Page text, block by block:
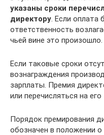
указаны сроки
директору. Если оплата
ответственность
чьей вине это произошло.
Если таковые сроки
вознаграждения
зарплаты. Премия
или перечисляться на
Порядок премирования
обозначен в положении